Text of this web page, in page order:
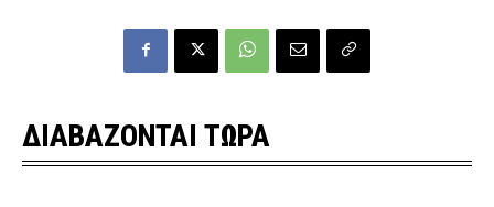
ΔΙΑΒΑΖΟΝΤΑΙ ΤΩΡΑ